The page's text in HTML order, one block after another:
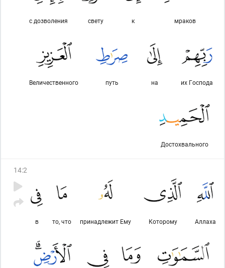
мраков
к
свету
с дозволения
их Господа
на
путь
Величественного
Достохвального
14:2
Аллаха
Которому
принадлежит Ему
то, что
в